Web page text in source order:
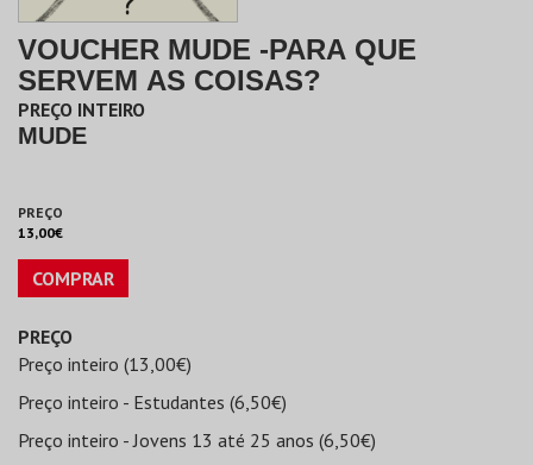
VOUCHER MUDE -PARA QUE
SERVEM AS COISAS?
PREÇO INTEIRO
MUDE
PREÇO
13,00€
COMPRAR
PREÇO
Preço inteiro (13,00€)
Preço inteiro - Estudantes (6,50€)
Preço inteiro - Jovens 13 até 25 anos (6,50€)